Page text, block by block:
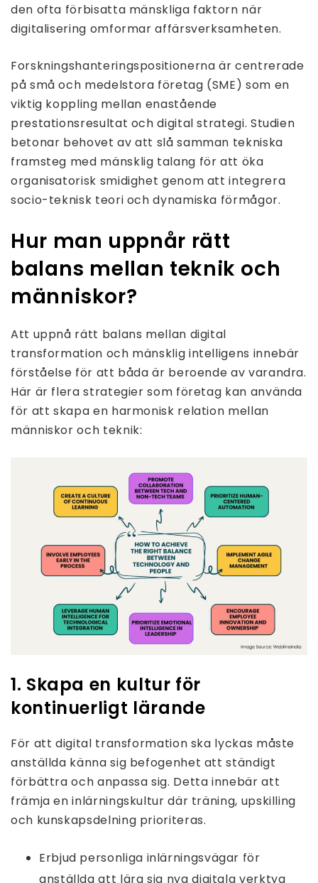
den ofta förbisatta mänskliga faktorn när
digitalisering omformar affärsverksamheten.
Forskningshanteringspositionerna är centrerade
på små och medelstora företag (SME) som en
viktig koppling mellan enastående
prestationsresultat och digital strategi. Studien
betonar behovet av att slå samman tekniska
framsteg med mänsklig talang för att öka
organisatorisk smidighet genom att integrera
socio-teknisk teori och dynamiska förmågor.
Hur man uppnår rätt
balans mellan teknik och
människor?
Att uppnå rätt balans mellan digital
transformation och mänsklig intelligens innebär
förståelse för att båda är beroende av varandra.
Här är flera strategier som företag kan använda
för att skapa en harmonisk relation mellan
människor och teknik:
1. Skapa en kultur för
kontinuerligt lärande
För att digital transformation ska lyckas måste
anställda känna sig befogenhet att ständigt
förbättra och anpassa sig. Detta innebär att
främja en inlärningskultur där träning, upskilling
och kunskapsdelning prioriteras.
Erbjud personliga inlärningsvägar för
anställda att lära sig nya digitala verktyg